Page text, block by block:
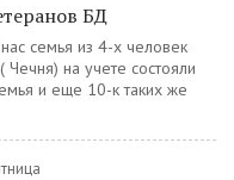
БД
семья из 4-х человек
на учете состояли
и еще 10-к таких же